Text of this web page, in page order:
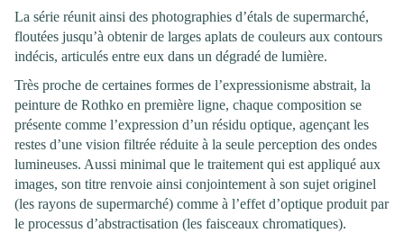
La série réunit ainsi des photographies d’étals de supermarché,
floutées jusqu’à obtenir de larges aplats de couleurs aux contours
indécis, articulés entre eux dans un dégradé de lumière.
Très proche de certaines formes de l’expressionisme abstrait, la
peinture de Rothko en première ligne, chaque composition se
présente comme l’expression d’un résidu optique, agençant les
restes d’une vision filtrée réduite à la seule perception des ondes
lumineuses. Aussi minimal que le traitement qui est appliqué aux
images, son titre renvoie ainsi conjointement à son sujet originel
(les rayons de supermarché) comme à l’effet d’optique produit par
le processus d’abstractisation (les faisceaux chromatiques).